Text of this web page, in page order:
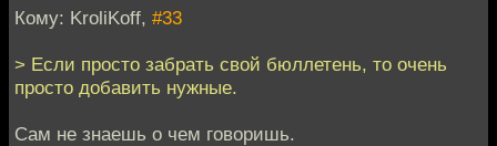
Кому: KroliKoff, #33
> Если просто забрать свой бюллетень, то очень
просто добавить нужные.
Сам не знаешь о чем говоришь.